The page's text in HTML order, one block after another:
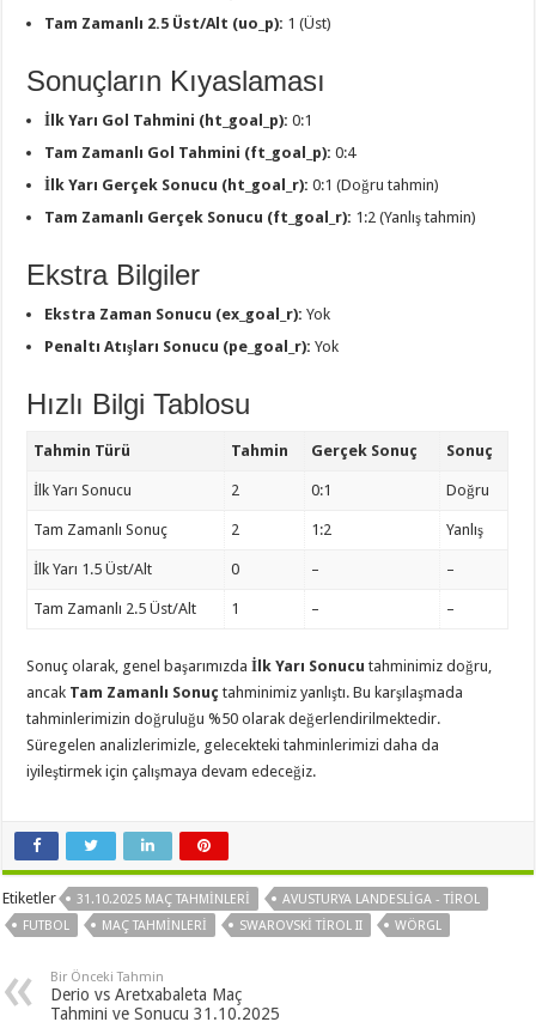
Tam Zamanlı 2.5 Üst/Alt (uo_p): 1 (Üst)
Sonuçların Kıyaslaması
İlk Yarı Gol Tahmini (ht_goal_p): 0:1
Tam Zamanlı Gol Tahmini (ft_goal_p): 0:4
İlk Yarı Gerçek Sonucu (ht_goal_r): 0:1 (Doğru tahmin)
Tam Zamanlı Gerçek Sonucu (ft_goal_r): 1:2 (Yanlış tahmin)
Ekstra Bilgiler
Ekstra Zaman Sonucu (ex_goal_r): Yok
Penaltı Atışları Sonucu (pe_goal_r): Yok
Hızlı Bilgi Tablosu
Tahmin Türü Tahmin Gerçek Sonuç Sonuç
İlk Yarı Sonucu 2 0:1 Doğru
Tam Zamanlı Sonuç 2 1:2 Yanlış
İlk Yarı 1.5 Üst/Alt 0 – –
Tam Zamanlı 2.5 Üst/Alt 1 – –
Sonuç olarak, genel başarımızdaİlk Yarı Sonucu tahminimiz doğru,
ancak Tam Zamanlı Sonuç tahminimiz yanlıştı. Bu karşılaşmada
tahminlerimizin doğruluğu %50 olarak değerlendirilmektedir.
Süregelen analizlerimizle, gelecekteki tahminlerimizi daha da
iyileştirmek için çalışmaya devam edeceğiz.
Etiketler 31.10.2025 MAÇ TAHMINLERI
AVUSTURYA LANDESLIGA - TIROL
FUTBOL
MAÇ TAHMINLERI SWAROVSKI TIROL II WÖRGL
Bir Önceki Tahmin
Derio vs Aretxabaleta Maç
Tahmini ve Sonucu 31.10.2025